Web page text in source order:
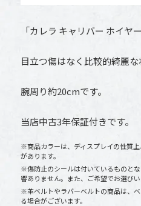
「カレラ キャリバー ホイヤ
目立つ傷はなく比較的綺麗な
腕周り約20cmです。
当店中古3年保証付きです。
※商品カラーは、ディスプレイの性質
があります。
※傷防止のシールは付いているものと
響ありません。また、ご希望でお選び
※革ベルトやラバーベルトの商品は、
る場合がございます。